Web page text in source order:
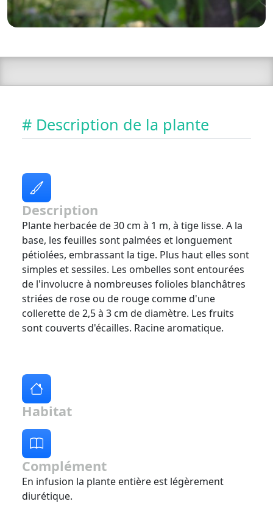
# Description de la plante
Description
Plante herbacée de 30 cm à 1 m, à tige lisse. A la
base, les feuilles sont palmées et longuement
pétiolées, embrassant la tige. Plus haut elles sont
simples et sessiles. Les ombelles sont entourées
de l'involucre à nombreuses folioles blanchâtres
striées de rose ou de rouge comme d'une
collerette de 2,5 à 3 cm de diamètre. Les fruits
sont couverts d'écailles. Racine aromatique.
Habitat
Complément
En infusion la plante entière est légèrement
diurétique.